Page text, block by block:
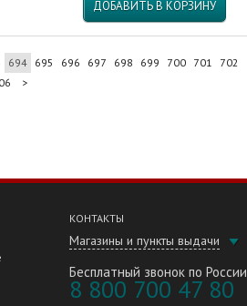
ДОБАВИТЬ В КОРЗИНУ
694 695 696 697 698 699 700 701
702
>
КОНТАКТЫ
Магазины и пункты выдачи
Бесплатный звонок по России
8 800 700 47 80